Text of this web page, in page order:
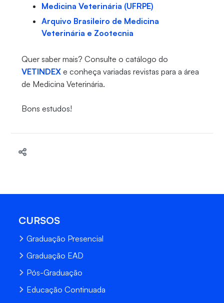
Medicina Veterinária (UFRPE)
Arquivo Brasileiro de Medicina
Veterinária e Zootecnia
Quer saber mais? Consulte o catálogo do
VETINDEXe conheça variadas revistas para a área
de Medicina Veterinária.
Bons estudos!
CURSOS
Graduação Presencial
Graduação EAD
Pós-Graduação
Educação Continuada